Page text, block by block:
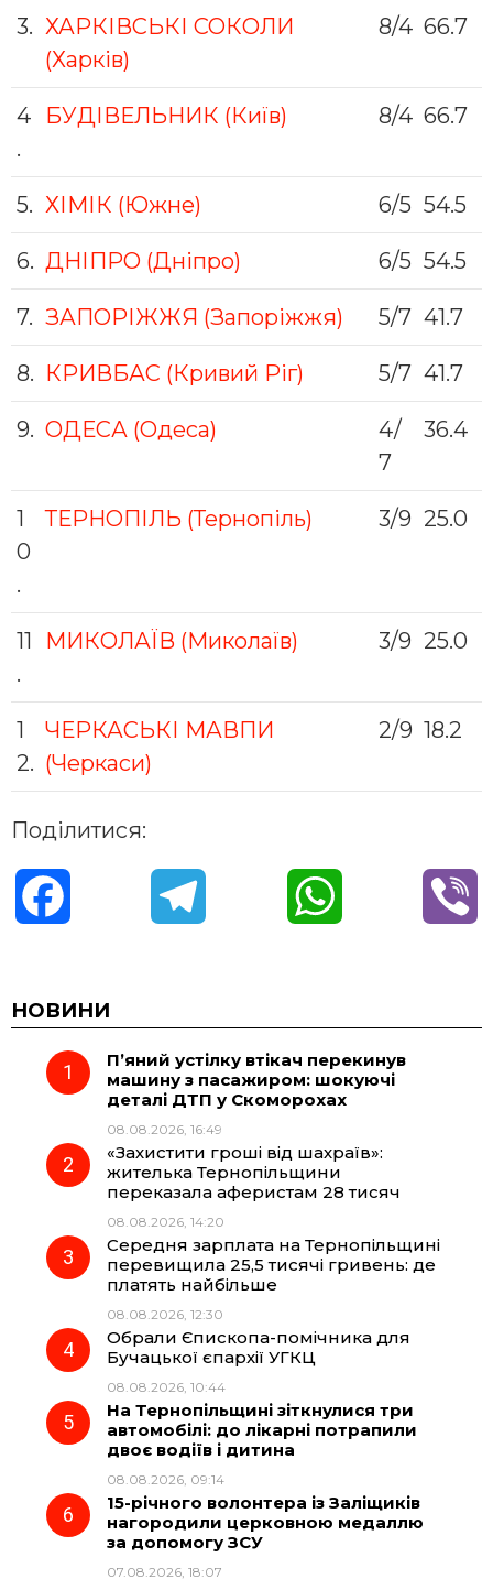
3. ХАРКІВСЬКІ СОКОЛИ
(Харків)
8/4 66.7
4
.
БУДІВЕЛЬНИК (Київ) 8/4 66.7
5. ХІМІК (Южне) 6/5 54.5
6. ДНІПРО (Дніпрo) 6/5 54.5
7. ЗАПОРІЖЖЯ (Запоріжжя) 5/7 41.7
8. КРИВБАС (Кривий Ріг) 5/7 41.7
9. ОДЕСА (Одеса)
4/
7
36.4
1
0
.
ТЕРНОПІЛЬ (Тернопіль) 3/9 25.0
11
.
МИКОЛАЇВ (Миколаїв) 3/9 25.0
1
2.
ЧЕРКАСЬКІ МАВПИ
(Черкаси)
2/9 18.2
Поділитися:
c
e
o
k
e
r
a
m
t
НОВИНИ
П’яний устілку втікач перекинув
машину з пасажиром: шокуючі
деталі ДТП у Скоморохах
08.08.2026, 16:49
«Захистити гроші від шахраїв»:
жителька Тернопільщини
переказала аферистам 28 тисяч
08.08.2026, 14:20
Середня зарплата на Тернопільщині
перевищила 25,5 тисячі гривень: де
платять найбільше
08.08.2026, 12:30
Обрали Єпископа-помічника для
Бучацької єпархії УГКЦ
08.08.2026, 10:44
На Тернопільщині зіткнулися три
автомобілі: до лікарні потрапили
двоє водіїв і дитина
08.08.2026, 09:14
15-річного волонтера із Заліщиків
нагородили церковною медаллю
за допомогу ЗСУ
07.08.2026, 18:07